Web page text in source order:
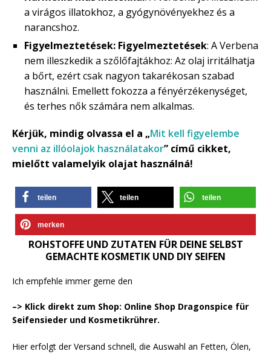
a virágos illatokhoz, a gyógynövényekhez és a
narancshoz.
Figyelmeztetések: Figyelmeztetések: A Verbena
nem illeszkedik a szőlőfajtákhoz: Az olaj irritálhatja
a bőrt, ezért csak nagyon takarékosan szabad
használni. Emellett fokozza a fényérzékenységet,
és terhes nők számára nem alkalmas.
Kérjük, mindig olvassa el a „Mit kell figyelembe
venni az illóolajok használatakor” című cikket,
mielőtt valamelyik olajat használná!
teilen teilen teilen
merken
ROHSTOFFE UND ZUTATEN FÜR DEINE SELBST
GEMACHTE KOSMETIK UND DIY SEIFEN
Ich empfehle immer gerne den
–> Klick direkt zum Shop: Online Shop Dragonspice für
Seifensieder und Kosmetikrührer.
Hier erfolgt der Versand schnell, die Auswahl an Fetten, Ölen,